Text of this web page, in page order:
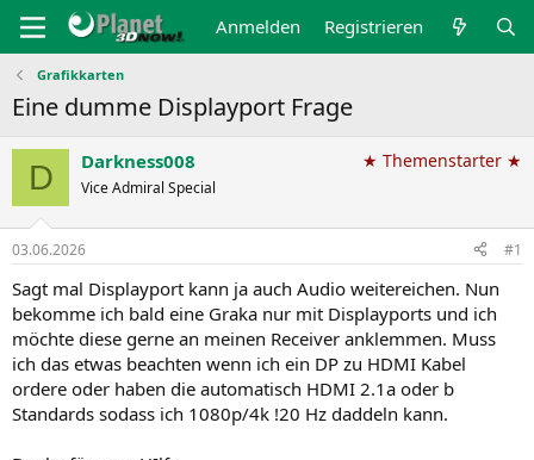
Anmelden Registrieren
Grafikkarten
Eine dumme Displayport Frage
D Darkness008
Vice Admiral Special
★ Themenstarter ★
03.06.2026 #1
Sagt mal Displayport kann ja auch Audio weitereichen. Nun
bekomme ich bald eine Graka nur mit Displayports und ich
möchte diese gerne an meinen Receiver anklemmen. Muss
ich das etwas beachten wenn ich ein DP zu HDMI Kabel
ordere oder haben die automatisch HDMI 2.1a oder b
Standards sodass ich 1080p/4k !20 Hz daddeln kann.